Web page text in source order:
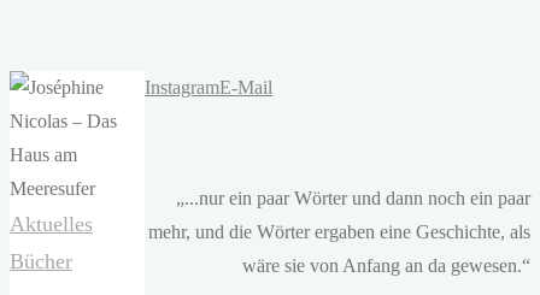
Aktuelles
Bücher
InstagramE-Mail
„...nur ein paar Wörter und dann noch ein paar
mehr, und die Wörter ergaben eine Geschichte, als
wäre sie von Anfang an da gewesen.“